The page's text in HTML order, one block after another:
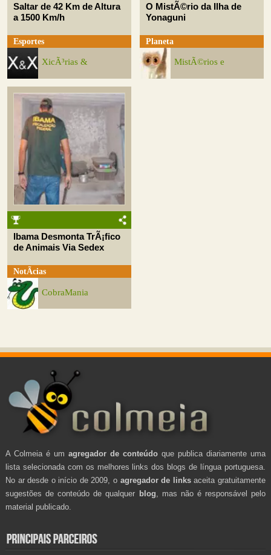
Saltar de 42 Km de Altura
a 1500 Km/h
Esportes
XicÃ³rias &
O MistÃ©rio da Ilha de
Yonaguni
Planeta
MistÃ©rios e
Ibama Desmonta TrÃ¡fico
de Animais Via Sedex
NotÃ­cias
CobraMania
A Colmeia é um agregador de conteúdo que publica diariamente uma
lista selecionada com os melhores links dos blogs de língua portuguesa.
No ar desde o início de 2009, o agregador de linksaceita gratuitamente
sugestões de conteúdo de qualquer blog , mas não é responsável pelo
material publicado.